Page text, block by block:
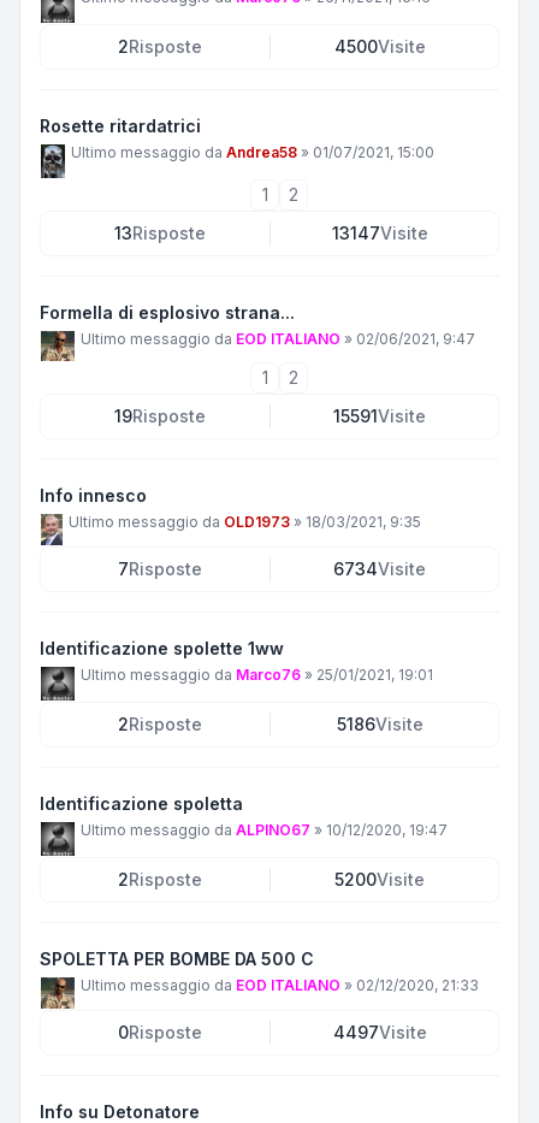
2Risposte 4500Visite
Rosette ritardatrici
Ultimo messaggio da Andrea58 » 01/07/2021, 15:00
1
2
13Risposte 13147Visite
Formella di esplosivo strana...
Ultimo messaggio da EOD ITALIANO » 02/06/2021, 9:47
1
2
19Risposte 15591Visite
Info innesco
Ultimo messaggio da OLD1973 » 18/03/2021, 9:35
7Risposte 6734Visite
Identificazione spolette 1ww
Ultimo messaggio da Marco76 » 25/01/2021, 19:01
2Risposte 5186Visite
Identificazione spoletta
Ultimo messaggio da ALPINO67 » 10/12/2020, 19:47
2Risposte 5200Visite
SPOLETTA PER BOMBE DA 500 C
Ultimo messaggio da EOD ITALIANO » 02/12/2020, 21:33
0Risposte 4497Visite
Info su Detonatore